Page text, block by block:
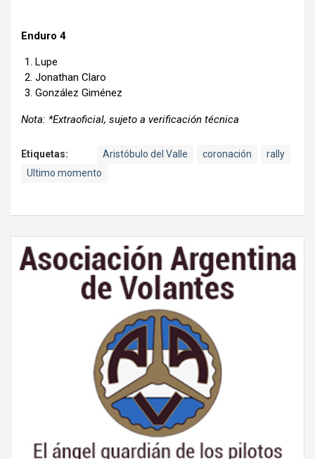
Enduro 4
Lupe
Jonathan Claro
González Giménez
Nota: *Extraoficial, sujeto a verificación técnica
Etiquetas: Aristóbulo del Valle coronación
rally
Ultimo momento